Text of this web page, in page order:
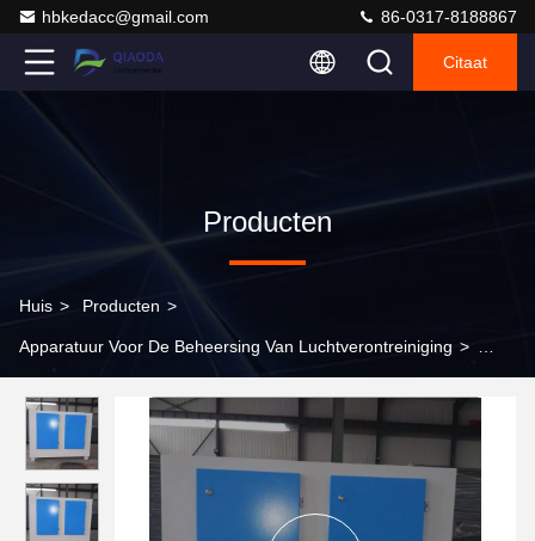
hbkedacc@gmail.com 86-0317-8188867
Citaat
Producten
Huis > Producten >
Apparatuur Voor De Beheersing Van Luchtverontreiniging >
installaties